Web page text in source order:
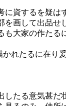
資するを疑は
画して出品せ
も大家の作たる
れたるに在り
たる意気甚だ